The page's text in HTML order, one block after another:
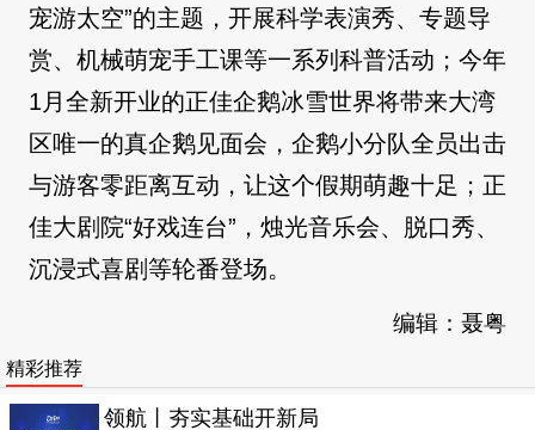
宠游太空”的主题，开展科学表演秀、专题导
赏、机械萌宠手工课等一系列科普活动；今年
1月全新开业的正佳企鹅冰雪世界将带来大湾
区唯一的真企鹅见面会，企鹅小分队全员出击
与游客零距离互动，让这个假期萌趣十足；正
佳大剧院“好戏连台”，烛光音乐会、脱口秀、
沉浸式喜剧等轮番登场。
编辑：聂粤
精彩推荐